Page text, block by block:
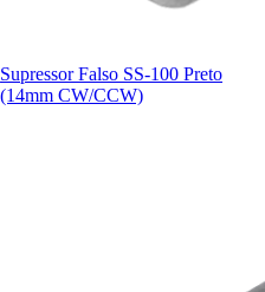
Supressor Falso SS-100 Preto
(14mm CW/CCW)